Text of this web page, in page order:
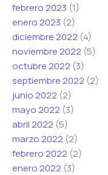
febrero 2023 (1)
enero 2023 (2)
diciembre 2022 (4)
noviembre 2022 (5)
octubre 2022 (3)
septiembre 2022 (2)
junio 2022 (2)
mayo 2022 (3)
abril 2022 (5)
marzo 2022 (2)
febrero 2022 (2)
enero 2022 (3)